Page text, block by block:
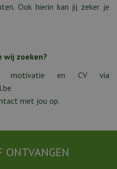
Ook hierin kan jij zeker je
wij zoeken?
motivatie en CV via
met jou op.
ONTVANGEN